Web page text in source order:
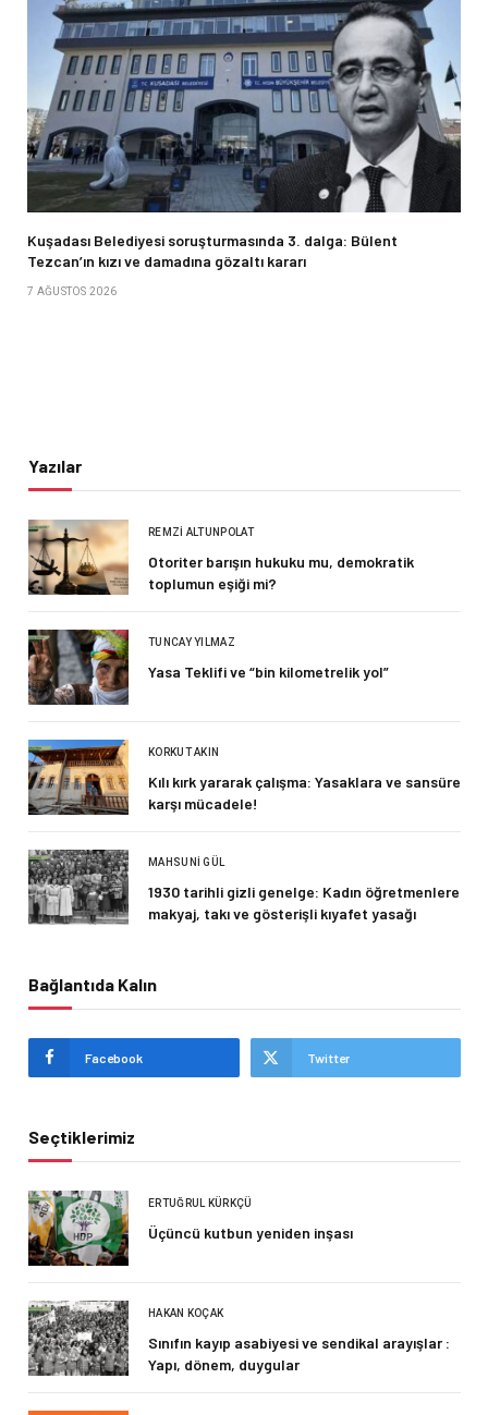
Kuşadası Belediyesi soruşturmasında 3. dalga: Bülent
Tezcan’ın kızı ve damadına gözaltı kararı
7 AĞUSTOS 2026
Yazılar
REMZI ALTUNPOLAT
Otoriter barışın hukuku mu, demokratik
toplumun eşiği mi?
TUNCAY YILMAZ
Yasa Teklifi ve “bin kilometrelik yol”
KORKUT AKIN
Kılı kırk yararak çalışma: Yasaklara ve sansüre
karşı mücadele!
MAHSUNI GÜL
1930 tarihli gizli genelge: Kadın öğretmenlere
makyaj, takı ve gösterişli kıyafet yasağı
Bağlantıda Kalın
Facebook Twitter
Seçtiklerimiz
ERTUĞRUL KÜRKÇÜ
Üçüncü kutbun yeniden inşası
HAKAN KOÇAK
Sınıfın kayıp asabiyesi ve sendikal arayışlar :
Yapı, dönem, duygular